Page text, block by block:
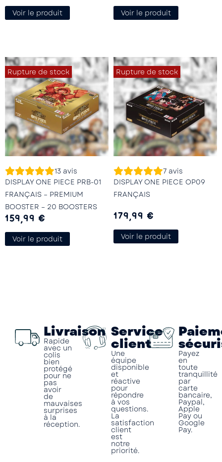
Voir le produit Voir le produit
Rupture de stock
13 avis
DISPLAY ONE PIECE PRB-01
FRANÇAIS – PREMIUM
BOOSTER – 20 BOOSTERS
159,99 €
Voir le produit
Rupture de stock
7 avis
DISPLAY ONE PIECE OP09
FRANÇAIS
179,99 €
Voir le produit
Livraison
Rapide
avec un
colis
bien
protégé
pour ne
pas
avoir
de
mauvaises
surprises
à la
réception.
Service
client
Une
équipe
disponible
et
réactive
pour
répondre
à vos
questions.
La
satisfaction
client
est
notre
priorité.
Payez
en
toute
tranquillité
par
carte
bancaire,
Paypal,
Apple
Pay ou
Google
Pay.